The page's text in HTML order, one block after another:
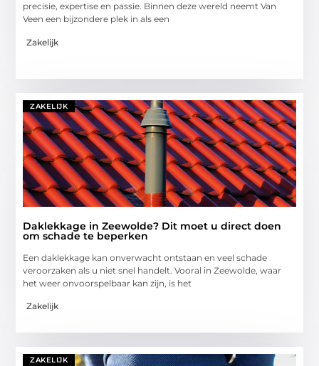
precisie, expertise en passie. Binnen deze wereld neemt Van
Veen een bijzondere plek in als een
Zakelijk
ZAKELIJK
Daklekkage in Zeewolde? Dit moet u direct doen
om schade te beperken
Een daklekkage kan onverwacht ontstaan en veel schade
veroorzaken als u niet snel handelt. Vooral in Zeewolde, waar
het weer onvoorspelbaar kan zijn, is het
Zakelijk
ZAKELIJK